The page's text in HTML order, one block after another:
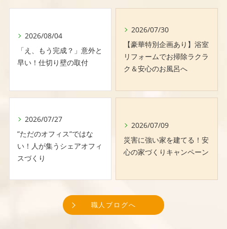
2026/08/04
「え、もう完成？」意外と
早い！仕切り壁の取付
2026/07/30
【豪華特別企画あり】浴室
リフォームでお掃除ラクラ
ク＆安心のお風呂へ
2026/07/27
”ただのオフィス”ではな
い！人が集うシェアオフィ
スづくり
2026/07/09
災害に強い家を建てる！安
心の家づくりキャンペーン
職人ブログへ